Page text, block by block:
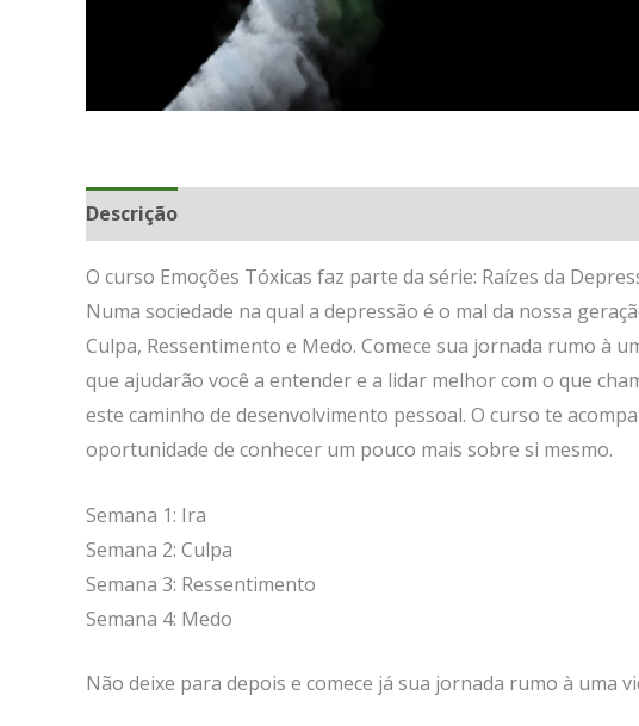
Descrição
O curso Emoções Tóxicas faz parte da série: Raízes da
Numa sociedade na qual a depressão é o mal da nossa
Culpa, Ressentimento e Medo. Comece sua jornada rumo à
que ajudarão você a entender e a lidar melhor com o que
este caminho de desenvolvimento pessoal. O curso te
oportunidade de conhecer um pouco mais sobre si mesmo.
Semana 1: Ira
Semana 2: Culpa
Semana 3: Ressentimento
Semana 4: Medo
Não deixe para depois e comece já sua jornada rumo à uma